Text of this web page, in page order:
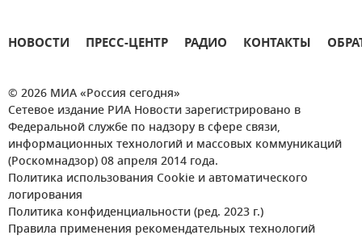
НОВОСТИ ПРЕСС-ЦЕНТР РАДИО КОНТАКТЫ
© 2026 МИА «Россия сегодня»
Сетевое издание РИА Новости зарегистрировано в
Федеральной службе по надзору в сфере связи,
информационных технологий и массовых коммуникаций
(Роскомнадзор) 08 апреля 2014 года.
Политика использования Cookie и автоматического
логирования
Политика конфиденциальности (ред. 2023 г.)
Правила применения рекомендательных технологий